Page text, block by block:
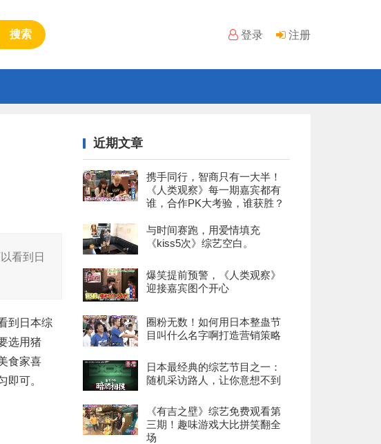
登录 注册
搜索
看到日
到日本综
选用猪
食家喜
即可。
近期文章
携手同行，智商只有一大半！
《人类观察》每一期嘉宾都有
谁，合作PK大考验，谁获胜？
与时间赛跑，用爱情填充
《kiss5次》综艺空白。
爆笑提前预警，《人类观察》
迎接嘉宾图个开心
圈粉无数！如何用日本整蛊节
目叫什么名字啊打造营销策略
日本最经典的综艺节目之一：
随机采访路人，让你意想不到
《有吉之壁》综艺免费观看第
三期！趣味游戏大比拼笑翻全
场